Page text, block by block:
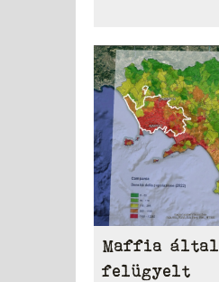
Maffia által
felügyelt